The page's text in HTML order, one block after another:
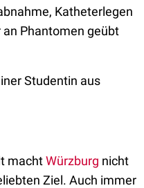
Katheterlegen
Phantomen geübt
Studentin aus
machtWürzburg nicht
Ziel. Auch immer